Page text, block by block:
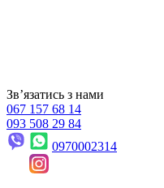
Звʼязатись з нами
067 157 68 14
093 508 29 84
0970002314